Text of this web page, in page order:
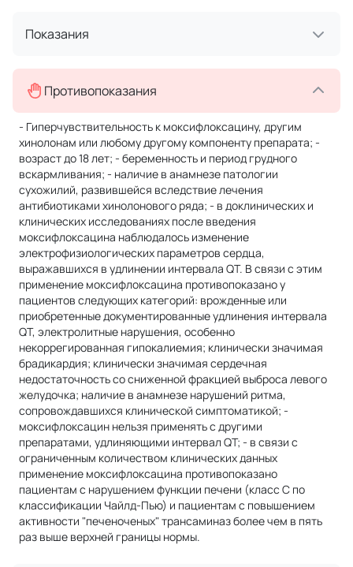
Показания
Противопоказания
- Гиперчувствительность к моксифлоксацину, другим
хинолонам или любому другому компоненту препарата; -
возраст до 18 лет; - беременность и период грудного
вскармливания; - наличие в анамнезе патологии
сухожилий, развившейся вследствие лечения
антибиотиками хинолонового ряда; - в доклинических и
клинических исследованиях после введения
моксифлоксацина наблюдалось изменение
электрофизиологических параметров сердца,
выражавшихся в удлинении интервала QT. В связи с этим
применение моксифлоксацина противопоказано у
пациентов следующих категорий: врожденные или
приобретенные документированные удлинения интервала
QT, электролитные нарушения, особенно
некоррегированная гипокалиемия; клинически значимая
брадикардия; клинически значимая сердечная
недостаточность со сниженной фракцией выброса левого
желудочка; наличие в анамнезе нарушений ритма,
сопровождавшихся клинической симптоматикой; -
моксифлоксацин нельзя применять с другими
препаратами, удлиняющими интервал QT; - в связи с
ограниченным количеством клинических данных
применение моксифлоксацина противопоказано
пациентам с нарушением функции печени (класс С по
классификации Чайлд-Пью) и пациентам с повышением
активности "печеноченых" трансаминаз более чем в пять
раз выше верхней границы нормы.